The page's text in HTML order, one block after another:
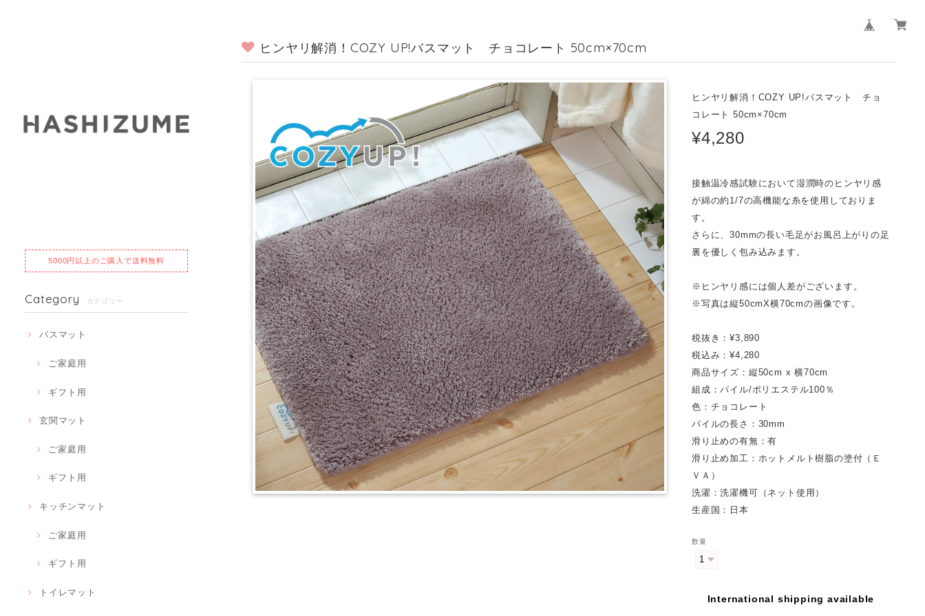
5000円以上のご購入で送料無料
Category カテゴリー
バスマット
ご家庭用
ギフト用
玄関マット
ご家庭用
ギフト用
キッチンマット
ご家庭用
ギフト用
トイレマット
ヒンヤリ解消！COZY UP!バスマット チョコレート 50cm×70cm
ヒンヤリ解消！COZY UP!バスマット チョ
コレート 50cm×70cm
¥4,280
接触温冷感試験において湿潤時のヒンヤリ感
が綿の約1/7の高機能な糸を使用しておりま
す。
さらに、30mmの長い毛足がお風呂上がりの足
裏を優しく包み込みます。
※ヒンヤリ感には個人差がございます。
※写真は縦50cmX横70cmの画像です。
税抜き：¥3,890
税込み：¥4,280
商品サイズ：縦50cm x 横70cm
組成：パイル/ポリエステル100％
色：チョコレート
パイルの長さ：30mm
滑り止めの有無：有
滑り止め加工：ホットメルト樹脂の塗付（Ｅ
ＶＡ）
洗濯：洗濯機可（ネット使用）
生産国：日本
数量
International shipping available